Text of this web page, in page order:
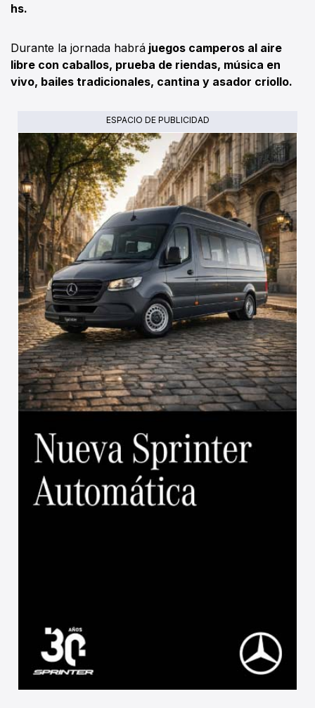
hs.
Durante la jornada habrá juegos camperos al aire
libre con caballos, prueba de riendas, música en
vivo, bailes tradicionales, cantina y asador criollo.
ESPACIO DE PUBLICIDAD